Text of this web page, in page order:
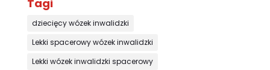
Tagi
dziecięcy wózek inwalidzki
Lekki spacerowy wózek inwalidzki
Lekki wózek inwalidzki spacerowy